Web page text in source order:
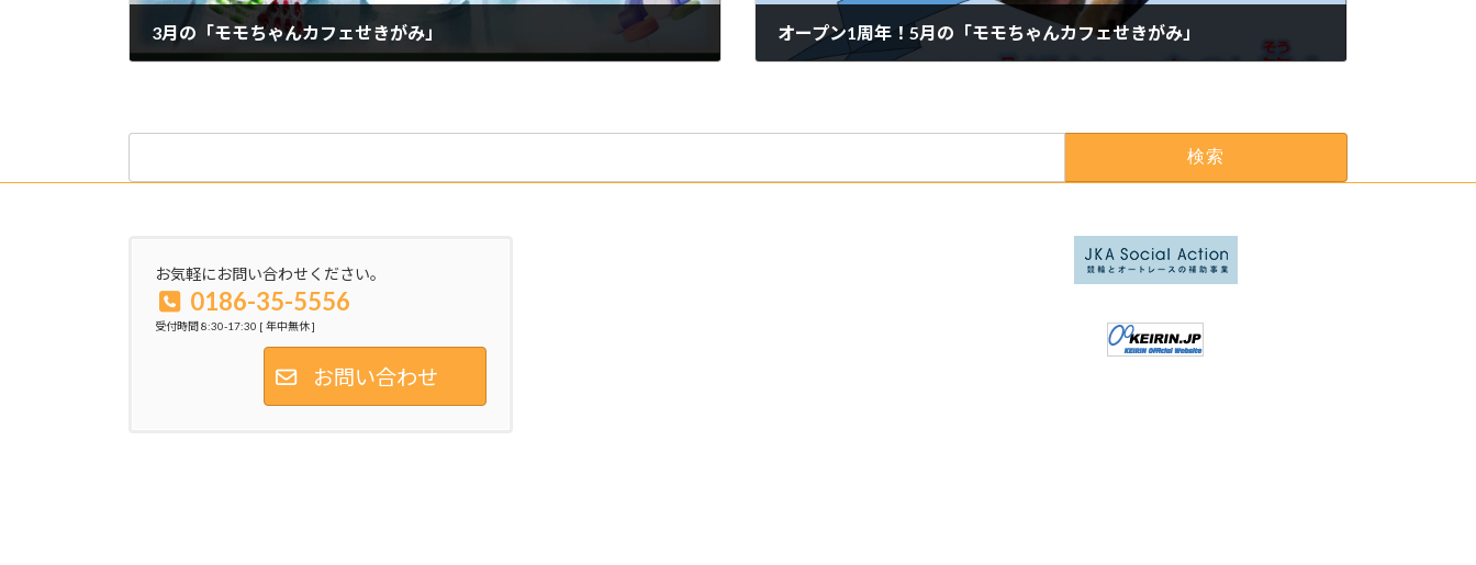
3月の「モモちゃんカフェせきがみ」 オープン1周年！5月の「モモちゃんカフェせきがみ」
お気軽にお問い合わせください。
0186-35-5556
受付時間 8:30-17:30 [ 年中無休 ]
お問い合わせ